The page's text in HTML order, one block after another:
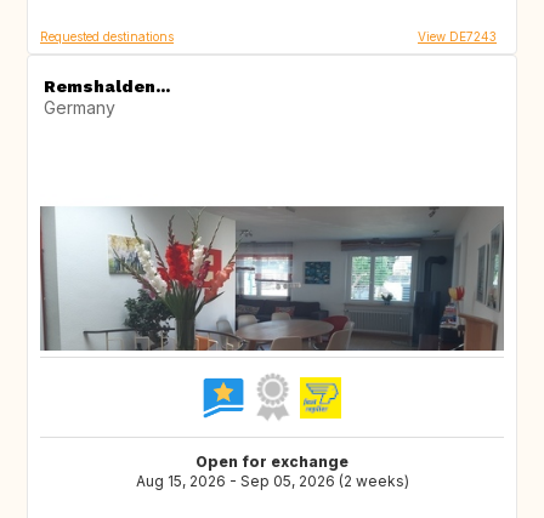
Requested destinations View DE7243
Remshalden...
Germany
Open for exchange
Aug 15, 2026 - Sep 05, 2026 (2 weeks)